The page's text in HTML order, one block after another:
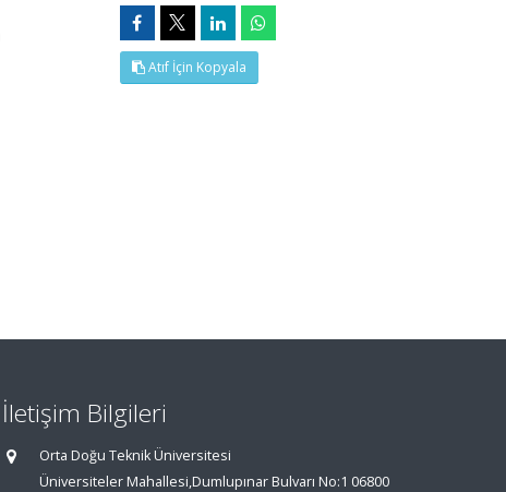
Atıf İçin Kopyala
İletişim Bilgileri
Orta Doğu Teknik Üniversitesi
Üniversiteler Mahallesi,Dumlupınar Bulvarı No:1 06800